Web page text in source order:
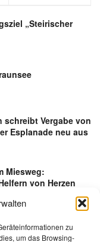
zu
um das Browsing-
„Steirischer
schreibt Vergabe von
Esplanade neu aus
Miesweg:
von Herzen